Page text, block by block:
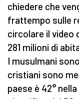
chiedere che
frattempo sulle
circolare il video
281 milioni di
I musulmani
cristiani sono
paese è 42°